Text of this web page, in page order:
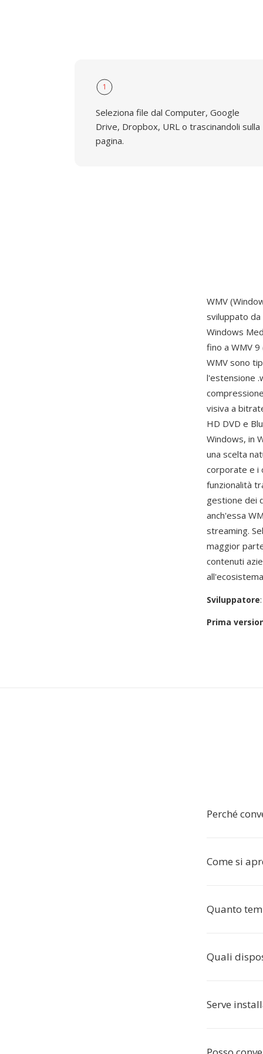
1
Seleziona file dal Computer, Google
Drive, Dropbox, URL o trascinandoli sulla
pagina.
WMV
sviluppato da
Windows
fino a WMV
WMV sono
l'estensione
visiva a
HD DVD e
Windows, in
una scelta
corporate e i
funzionalità
gestione dei
anch'essa
streaming.
maggior
contenuti
Sviluppatore:
Prima
Perché
Come si
Quanto
Quali
Serve